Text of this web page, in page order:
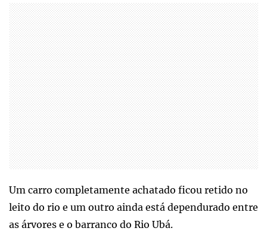
Um carro completamente achatado ficou retido no
leito do rio e um outro ainda está dependurado entre
as árvores e o barranco do Rio Ubá.